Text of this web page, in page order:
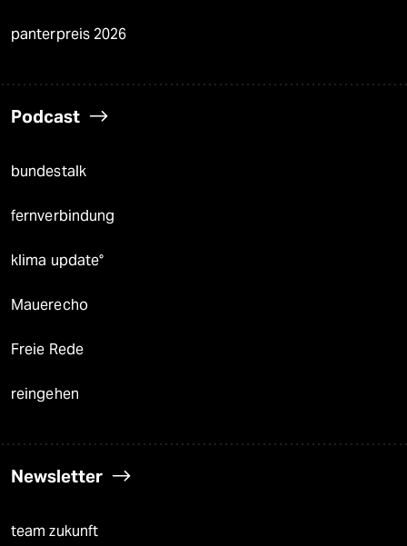
panterpreis 2026
Podcast
bundestalk
fernverbindung
klima update°
Mauerecho
Freie Rede
reingehen
Newsletter
team zukunft